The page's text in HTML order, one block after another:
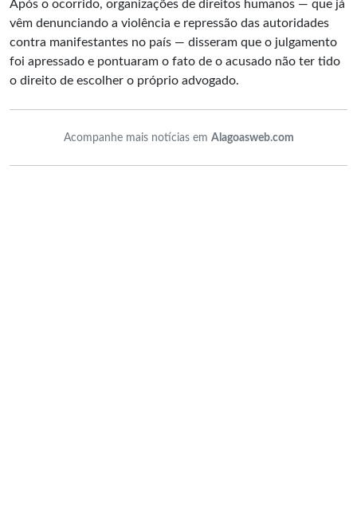
Após o ocorrido, organizações de direitos humanos — que já
vêm denunciando a violência e repressão das autoridades
contra manifestantes no país — disseram que o julgamento
foi apressado e pontuaram o fato de o acusado não ter tido
o direito de escolher o próprio advogado.
Acompanhe mais notícias em Alagoasweb.com